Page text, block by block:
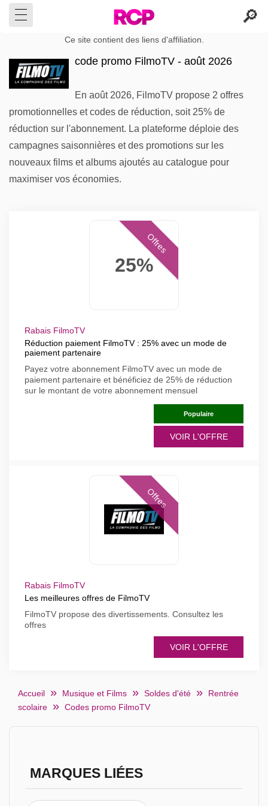
Ce site contient des liens d'affiliation.
code promo FilmoTV - août 2026
En août 2026, FilmoTV propose 2 offres
promotionnelles et codes de réduction, soit 25% de
réduction sur l'abonnement. La plateforme déploie des
campagnes saisonnières et des promotions sur les
nouveaux films et albums ajoutés au catalogue pour
maximiser vos économies.
25%
Offres
Rabais FilmoTV
Réduction paiement FilmoTV : 25% avec un mode de
paiement partenaire
Payez votre abonnement FilmoTV avec un mode de
paiement partenaire et bénéficiez de 25% de réduction
sur le montant de votre abonnement mensuel
Populaire
VOIR L'OFFRE
Offres
Rabais FilmoTV
Les meilleures offres de FilmoTV
FilmoTV propose des divertissements. Consultez les
offres
VOIR L'OFFRE
Accueil Musique et Films Soldes d'été
Rentrée
scolaire
Codes promo FilmoTV
MARQUES LIÉES